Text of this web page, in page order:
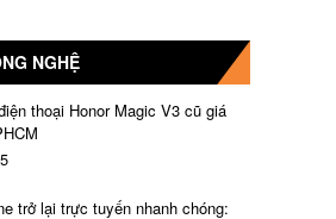
NGHỆ
thoại Honor Magic V3 cũ giá
trở lại trực tuyến nhanh chóng: